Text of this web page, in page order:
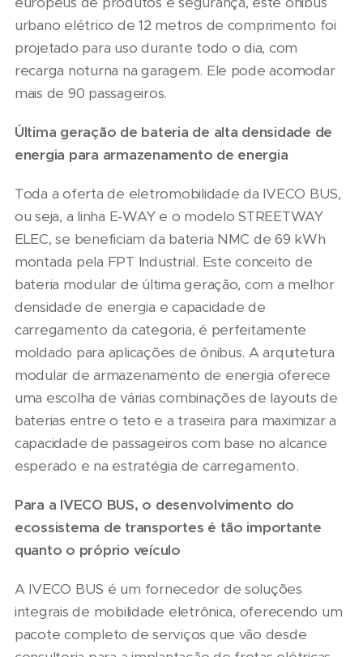
urbano elétrico de 12 metros de comprimento foi
projetado para uso durante todo o dia, com
recarga noturna na garagem. Ele pode acomodar
mais de 90 passageiros.
Última geração de bateria de alta densidade de
energia para armazenamento de energia
Toda a oferta de eletromobilidade da IVECO BUS,
ou seja, a linha E-WAY e o modelo STREETWAY
ELEC, se beneficiam da bateria NMC de 69 kWh
montada pela FPT Industrial. Este conceito de
bateria modular de última geração, com a melhor
densidade de energia e capacidade de
carregamento da categoria, é perfeitamente
moldado para aplicações de ônibus. A arquitetura
modular de armazenamento de energia oferece
uma escolha de várias combinações de layouts de
baterias entre o teto e a traseira para maximizar a
capacidade de passageiros com base no alcance
esperado e na estratégia de carregamento.
Para a IVECO BUS, o desenvolvimento do
ecossistema de transportes é tão importante
quanto o próprio veículo
A IVECO BUS é um fornecedor de soluções
integrais de mobilidade eletrônica, oferecendo um
pacote completo de serviços que vão desde